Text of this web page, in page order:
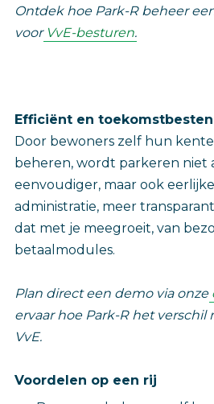
Ontdek hoe Park-R beheer
voor VvE-besturen.
Efficiënt en
Door bewoners zelf hun
beheren, wordt parkeren niet
eenvoudiger, maar ook
administratie, meer
dat met je meegroeit, van
betaalmodules.
Plan direct een demo via onze
ervaar hoe Park-R het
VvE.
‎Voordelen op een rij